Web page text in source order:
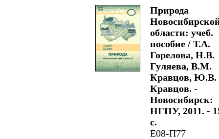
Природа
области: учеб.
пособие / Т.А.
Горелова, Н.В.
Гуляева, В.М.
Кравцов, Ю.В.
Кравцов. -
Новосибирск:
НГПУ, 2011. -
с.
Е08-П77